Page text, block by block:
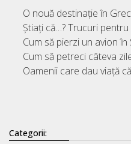
O nouă destinație în
Știați că…? Trucuri
Cum să pierzi un avion
Cum să petreci câteva
Oamenii care dau viață
Categorii: